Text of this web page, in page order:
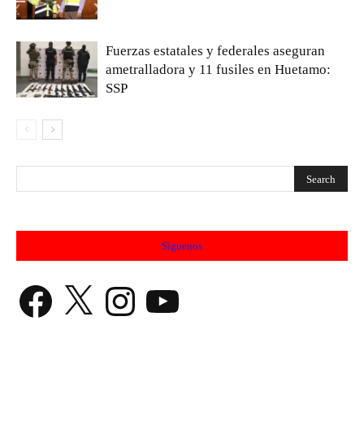
Fuerzas estatales y federales aseguran
ametralladora y 11 fusiles en Huetamo:
SSP
Síguenos
Facebook X Instagram